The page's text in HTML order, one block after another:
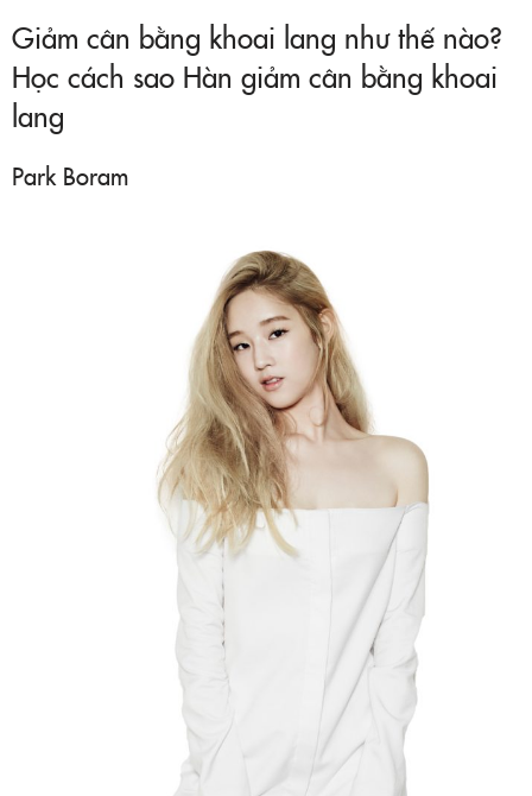
Giảm cân bằng khoai lang như thế nào?
Học cách sao Hàn giảm cân bằng khoai
lang
Park Boram